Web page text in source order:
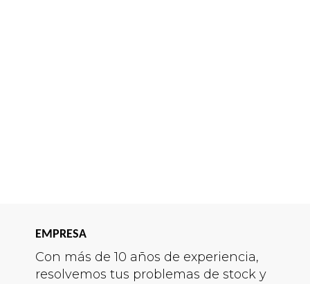
EMPRESA
Con más de 10 años de experiencia,
resolvemos tus problemas de stock y